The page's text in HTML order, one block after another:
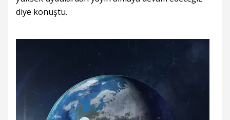
diye konuştu.